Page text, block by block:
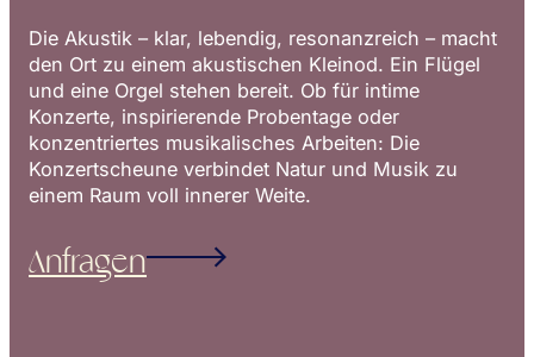
Die Akustik – klar, lebendig, resonanzreich – macht
den Ort zu einem akustischen Kleinod. Ein Flügel
und eine Orgel stehen bereit. Ob für intime
Konzerte, inspirierende Probentage oder
konzentriertes musikalisches Arbeiten: Die
Konzertscheune verbindet Natur und Musik zu
einem Raum voll innerer Weite.
Anfragen